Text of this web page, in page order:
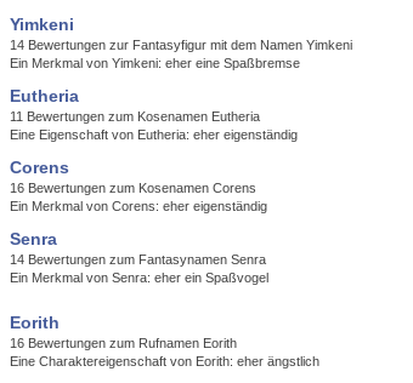
Yimkeni
14 Bewertungen zur Fantasyfigur mit dem Namen Yimkeni
Ein Merkmal von Yimkeni: eher eine Spaßbremse
Eutheria
11 Bewertungen zum Kosenamen Eutheria
Eine Eigenschaft von Eutheria: eher eigenständig
Corens
16 Bewertungen zum Kosenamen Corens
Ein Merkmal von Corens: eher eigenständig
Senra
14 Bewertungen zum Fantasynamen Senra
Ein Merkmal von Senra: eher ein Spaßvogel
Eorith
16 Bewertungen zum Rufnamen Eorith
Eine Charaktereigenschaft von Eorith: eher ängstlich